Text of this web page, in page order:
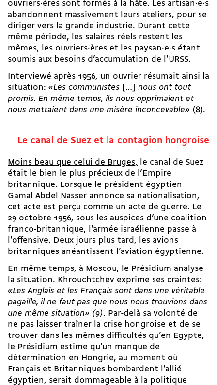
ouvriers·ères sont formés à la hâte. Les artisan·e·s
abandonnent massivement leurs ateliers, pour se
diriger vers la grande industrie. Durant cette
même période, les salaires réels restent les
mêmes, les ouvriers·ères et les paysan·e·s étant
soumis aux besoins d’accumulation de l’URSS.
Interviewé après 1956, un ouvrier résumait ainsi la
situation: «Les communistes […]
nous ont tout
promis. En même temps, ils nous opprimaient et
nous mettaient dans une misère inconcevable» (8).
Le canal de Suez et la contagion hongroise
Moins beau que celui de Bruges, le canal de Suez
était le bien le plus précieux de l’Empire
britannique. Lorsque le président égyptien
Gamal Abdel Nasser annonce sa nationalisation,
cet acte est perçu comme un acte de guerre. Le
29 octobre 1956, sous les auspices d’une coalition
franco-britannique, l’armée israélienne passe à
l’offensive. Deux jours plus tard, les avions
britanniques anéantissent l’aviation égyptienne.
En même temps, à Moscou, le Présidium analyse
la situation. Khrouchtchev exprime ses craintes:
«Les Anglais et les Français sont dans une véritable
pagaille, il ne faut pas que nous nous trouvions dans
une même situation» (9). Par-delà sa volonté de
ne pas laisser traîner la crise hongroise et de se
trouver dans les mêmes difficultés qu’en Egypte,
le Présidium estime qu’un manque de
détermination en Hongrie, au moment où
Français et Britanniques bombardent l’allié
égyptien, serait dommageable à la politique